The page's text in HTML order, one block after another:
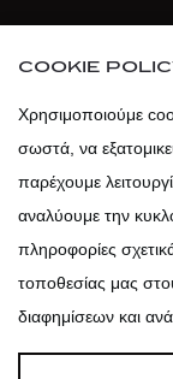
atticadps
COOKIE
Χρησιμοποιούμε
σωστά, να
παρέχουμε
αναλύουμε την
πληροφορίες
τοποθεσίας μας
διαφημίσεων και